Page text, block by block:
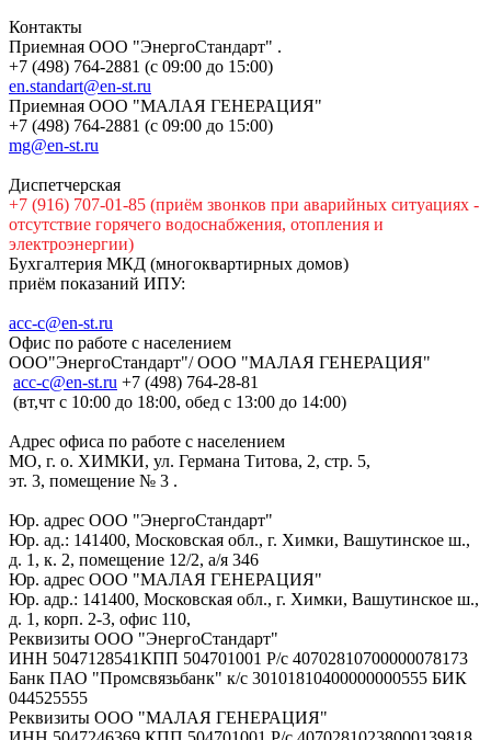
Контакты
Приемная ООО "ЭнергоСтандарт" .
+7 (498) 764-2881 (с 09:00 до 15:00)
en.standart@en-st.ru
Приемная ООО "МАЛАЯ ГЕНЕРАЦИЯ"
+7 (498) 764-2881 (с 09:00 до 15:00)
mg@en-st.ru
Диспетчерская
+7 (916) 707-01-85 (приём звонков при аварийных ситуациях -
отсутствие горячего водоснабжения, отопления и
электроэнергии)
Бухгалтерия МКД (многоквартирных домов)
приём показаний ИПУ:
acc-c@en-st.ru
Офис по работе с населением
ООО"ЭнергоСтандарт"/ ООО "МАЛАЯ ГЕНЕРАЦИЯ"
асс-с@en-st.ru +7 (498) 764-28-81
(вт,чт с 10:00 до 18:00, обед с 13:00 до 14:00)
Адрес офиса по работе с населением
МО, г. о. ХИМКИ, ул. Германа Титова, 2, стр. 5,
эт. 3, помещение № 3 .
Юр. адрес ООО "ЭнергоСтандарт"
Юр. ад.: 141400, Московская обл., г. Химки, Вашутинское ш.,
д. 1, к. 2, помещение 12/2, а/я 346
Юр. адрес ООО "МАЛАЯ ГЕНЕРАЦИЯ"
Юр. адр.: 141400, Московская обл., г. Химки, Вашутинское ш.,
д. 1, корп. 2-3, офис 110,
Реквизиты ООО "ЭнергоСтандарт"
ИНН 5047128541КПП 504701001 Р/с 40702810700000078173
Банк ПАО "Промсвязьбанк" к/с 30101810400000000555 БИК
044525555
Реквизиты ООО "МАЛАЯ ГЕНЕРАЦИЯ"